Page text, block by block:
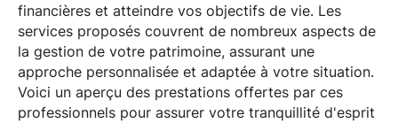
financières et atteindre vos objectifs de vie. Les
services proposés couvrent de nombreux aspects de
la gestion de votre patrimoine, assurant une
approche personnalisée et adaptée à votre situation.
Voici un aperçu des prestations offertes par ces
professionnels pour assurer votre tranquillité d'esprit